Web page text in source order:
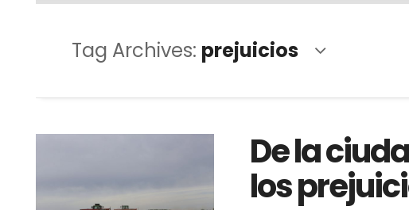
Tag Archives: prejuicios
De la
los